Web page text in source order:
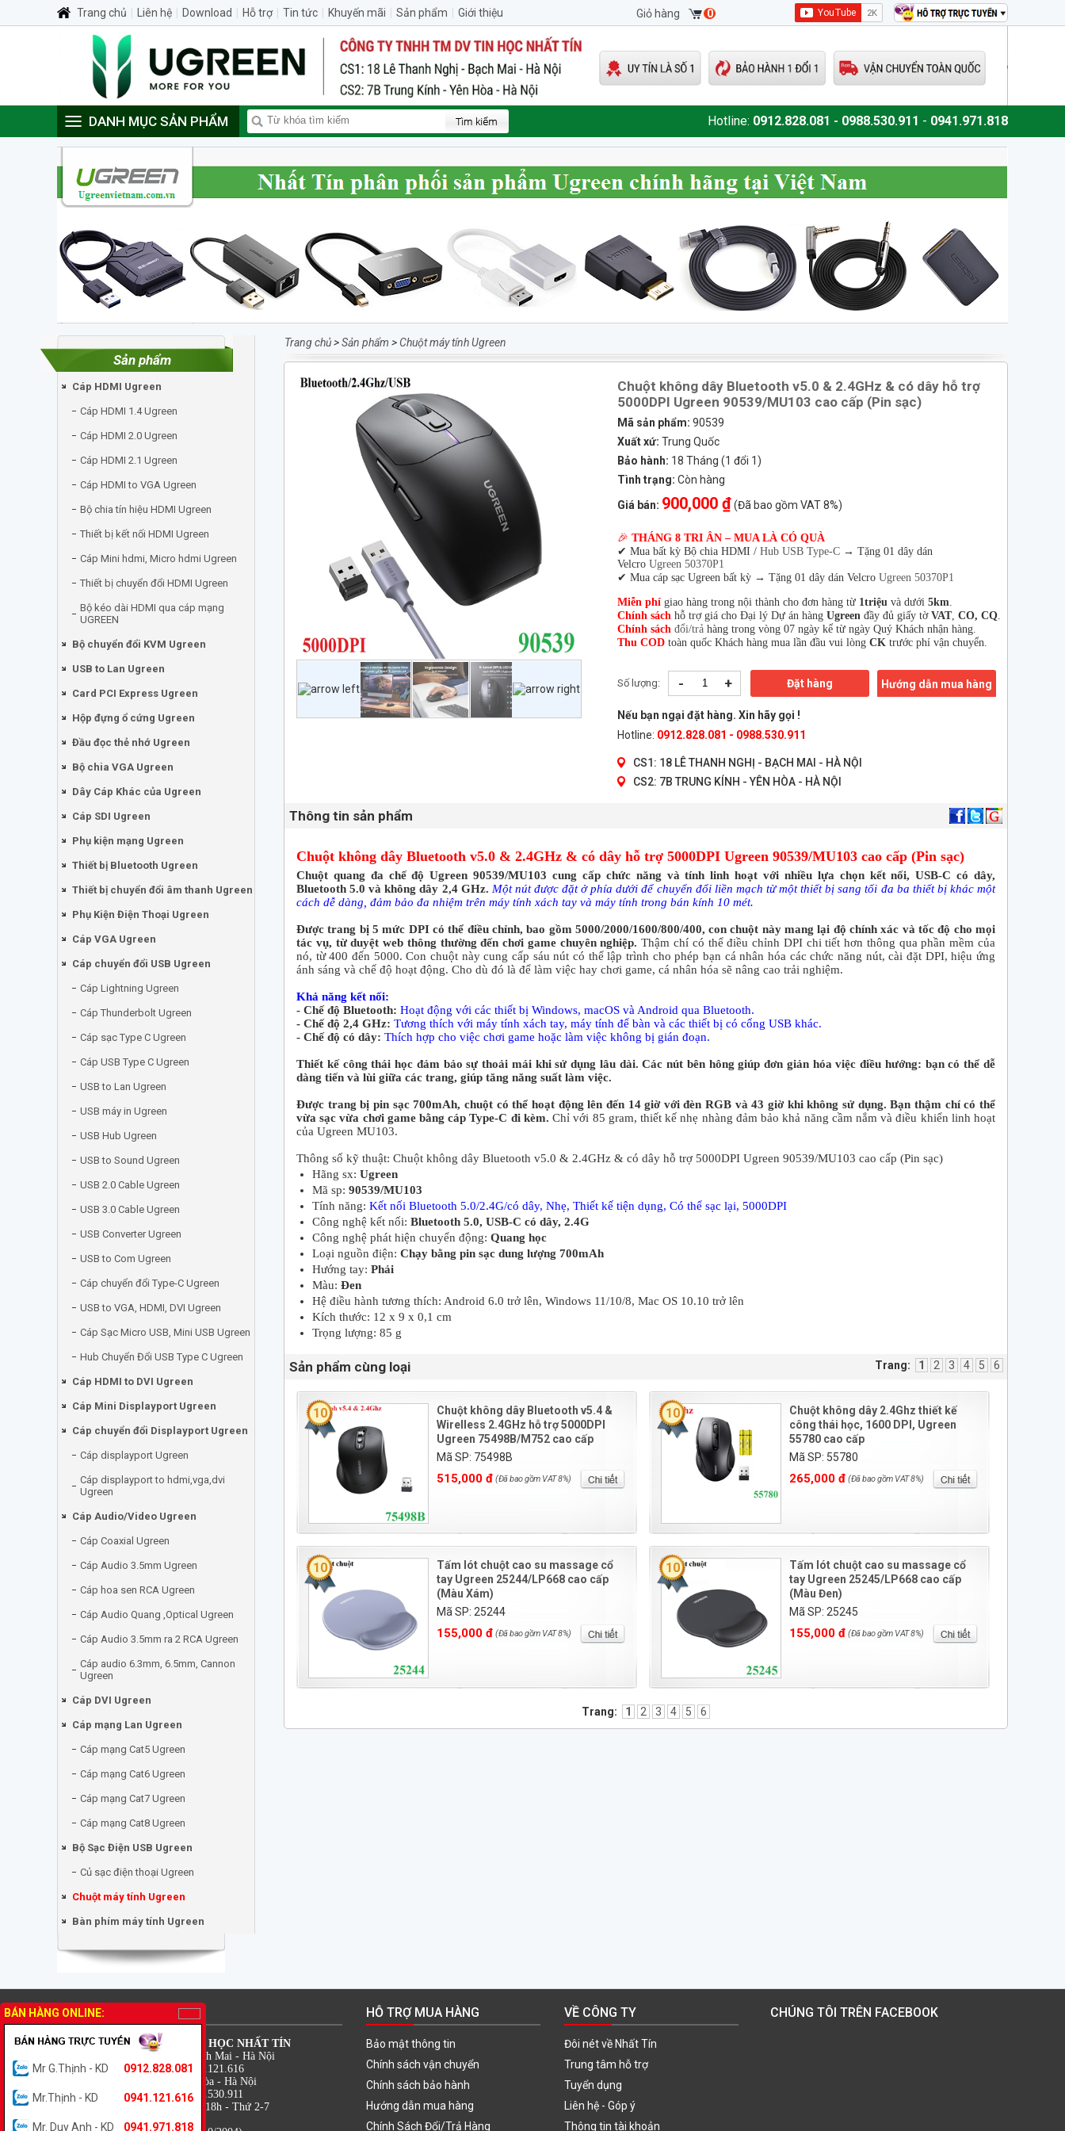
Hotline: 0912.828.081 - 0988.530.911 - 0941.971.818
DANH MỤC SẢN PHẨM
Sản phẩm
Cáp HDMI Ugreen
Cáp HDMI 1.4 Ugreen
Cáp HDMI 2.0 Ugreen
Cáp HDMI 2.1 Ugreen
Cáp HDMI to VGA Ugreen
Bộ chia tín hiệu HDMI Ugreen
Thiết bị kết nối HDMI Ugreen
Cáp Mini hdmi, Micro hdmi Ugreen
Thiết bị chuyển đổi HDMI Ugreen
Bộ kéo dài HDMI qua cáp mạng
UGREEN
Bộ chuyển đổi KVM Ugreen
USB to Lan Ugreen
Card PCI Express Ugreen
Hộp đựng ổ cứng Ugreen
Đầu đọc thẻ nhớ Ugreen
Bộ chia VGA Ugreen
Dây Cáp Khác của Ugreen
Cáp SDI Ugreen
Phụ kiện mạng Ugreen
Thiết bị Bluetooth Ugreen
Thiết bị chuyển đổi âm thanh Ugreen
Phụ Kiện Điện Thoại Ugreen
Cáp VGA Ugreen
Cáp chuyển đổi USB Ugreen
Cáp Lightning Ugreen
Cáp Thunderbolt Ugreen
Cáp sạc Type C Ugreen
Cáp USB Type C Ugreen
USB to Lan Ugreen
USB máy in Ugreen
USB Hub Ugreen
USB to Sound Ugreen
USB 2.0 Cable Ugreen
USB 3.0 Cable Ugreen
USB Converter Ugreen
USB to Com Ugreen
Cáp chuyển đổi Type-C Ugreen
USB to VGA, HDMI, DVI Ugreen
Cáp Sạc Micro USB, Mini USB Ugreen
Hub Chuyển Đổi USB Type C Ugreen
Cáp HDMI to DVI Ugreen
Cáp Mini Displayport Ugreen
Cáp chuyển đổi Displayport Ugreen
Cáp displayport Ugreen
Cáp displayport to hdmi,vga,dvi
Ugreen
Cáp Audio/Video Ugreen
Cáp Coaxial Ugreen
Cáp Audio 3.5mm Ugreen
Cáp hoa sen RCA Ugreen
Cáp Audio Quang ,Optical Ugreen
Cáp Audio 3.5mm ra 2 RCA Ugreen
Cáp audio 6.3mm, 6.5mm, Cannon
Ugreen
Cáp DVI Ugreen
Cáp mạng Lan Ugreen
Cáp mạng Cat5 Ugreen
Cáp mạng Cat6 Ugreen
Cáp mạng Cat7 Ugreen
Cáp mạng Cat8 Ugreen
Bộ Sạc Điện USB Ugreen
Củ sạc điện thoại Ugreen
Chuột máy tính Ugreen
Bàn phím máy tính Ugreen
Trang chủ>Sản phẩm > Chuột máy tính Ugreen
Chuột không dây Bluetooth v5.0 & 2.4GHz & có dây hỗ trợ
5000DPI Ugreen 90539/MU103 cao cấp (Pin sạc)
Mã sản phẩm: 90539
Xuất xứ: Trung Quốc
Bảo hành: 18 Tháng (1 đổi 1)
Tình trạng: Còn hàng
Giá bán: 900,000 ₫(Đã bao gồm VAT 8%)
🎉 THÁNG 8 TRI ÂN – MUA LÀ CÓ QUÀ
✔ Mua bất kỳ Bộ chia HDMI / Hub USB Type-C → Tặng 01 dây dán
Velcro Ugreen 50370P1
✔ Mua cáp sạc Ugreen bất kỳ → Tặng 01 dây dán Velcro Ugreen 50370P1
Miễn phí giao hàng trong nội thành cho đơn hàng từ 1triệu và dưới 5km.
Chính sách hỗ trợ giá cho Đại lý Dự án hàng Ugreen đầy đủ giấy tờ VAT, CO, CQ.
Chính sách đổi/trả hàng trong vòng 07 ngày kể từ ngày Quý Khách nhận hàng.
Thu COD toàn quốc Khách hàng mua lần đầu vui lòng CK trước phí vận chuyển.
Số lượng: - + Đặt hàng Hướng dẫn mua hàng
Nếu bạn ngại đặt hàng. Xin hãy gọi !
Hotline: 0912.828.081 - 0988.530.911
CS1: 18 LÊ THANH NGHỊ - BẠCH MAI - HÀ NỘI
CS2: 7B TRUNG KÍNH - YÊN HÒA - HÀ NỘI
Thông tin sản phẩm
Chuột không dây Bluetooth v5.0 & 2.4GHz & có dây hỗ trợ 5000DPI Ugreen 90539/MU103 cao cấp (Pin sạc)
Chuột quang đa chế độ Ugreen 90539/MU103 cung cấp chức năng và tính linh hoạt với nhiều lựa chọn kết nối, USB-C có dây,
Bluetooth 5.0 và không dây 2,4 GHz. Một nút được đặt ở phía dưới để chuyển đổi liền mạch từ một thiết bị sang tối đa ba thiết bị khác một
cách dễ dàng, đảm bảo đa nhiệm trên máy tính xách tay và máy tính trong bán kính 10 mét.
Được trang bị 5 mức DPI có thể điều chỉnh, bao gồm 5000/2000/1600/800/400, con chuột này mang lại độ chính xác và tốc độ cho mọi
tác vụ, từ duyệt web thông thường đến chơi game chuyên nghiệp. Thậm chí có thể điều chỉnh DPI chi tiết hơn thông qua phần mềm của
nó, từ 400 đến 5000. Con chuột này cung cấp sáu nút có thể lập trình cho phép bạn cá nhân hóa các chức năng nút, cài đặt DPI, hiệu ứng
ánh sáng và chế độ hoạt động. Cho dù đó là để làm việc hay chơi game, cá nhân hóa sẽ nâng cao trải nghiệm.
Khả năng kết nối:
- Chế độ Bluetooth: Hoạt động với các thiết bị Windows, macOS và Android qua Bluetooth.
- Chế độ 2,4 GHz: Tương thích với máy tính xách tay, máy tính để bàn và các thiết bị có cổng USB khác.
- Chế độ có dây: Thích hợp cho việc chơi game hoặc làm việc không bị gián đoạn.
Thiết kế công thái học đảm bảo sự thoải mái khi sử dụng lâu dài. Các nút bên hông giúp đơn giản hóa việc điều hướng: bạn có thể dễ
dàng tiến và lùi giữa các trang, giúp tăng năng suất làm việc.
Được trang bị pin sạc 700mAh, chuột có thể hoạt động lên đến 14 giờ với đèn RGB và 43 giờ khi không sử dụng. Bạn thậm chí có thể
vừa sạc vừa chơi game bằng cáp Type-C đi kèm. Chỉ với 85 gram, thiết kế nhẹ nhàng đảm bảo khả năng cầm nắm và điều khiển linh hoạt
của Ugreen MU103.
Thông số kỹ thuật: Chuột không dây Bluetooth v5.0 & 2.4GHz & có dây hỗ trợ 5000DPI Ugreen 90539/MU103 cao cấp (Pin sạc)
Hãng sx: Ugreen
Mã sp: 90539/MU103
Tính năng: Kết nối Bluetooth 5.0/2.4G/có dây, Nhẹ, Thiết kế tiện dụng, Có thể sạc lại, 5000DPI
Công nghệ kết nối: Bluetooth 5.0, USB-C có dây, 2.4G
Công nghệ phát hiện chuyển động: Quang học
Loại nguồn điện: Chạy bằng pin sạc dung lượng 700mAh
Hướng tay: Phải
Màu: Đen
Hệ điều hành tương thích: Android 6.0 trở lên, Windows 11/10/8, Mac OS 10.10 trở lên
Kích thước: 12 x 9 x 0,1 cm
Trọng lượng: 85 g
Trang: 1 2 3 4 5 6
Sản phẩm cùng loại
Chuột không dây Bluetooth v5.4 &
Wirelless 2.4GHz hỗ trợ 5000DPI
Ugreen 75498B/M752 cao cấp
Mã SP: 75498B
515,000 đ (Đã bao gồm VAT 8%)
10
Chuột không dây 2.4Ghz thiết kế
công thái học, 1600 DPI, Ugreen
55780 cao cấp
Mã SP: 55780
265,000 đ (Đã bao gồm VAT 8%)
10
Tấm lót chuột cao su massage cổ
tay Ugreen 25244/LP668 cao cấp
(Màu Xám)
Mã SP: 25244
155,000 đ (Đã bao gồm VAT 8%)
10
Tấm lót chuột cao su massage cổ
tay Ugreen 25245/LP668 cao cấp
(Màu Đen)
Mã SP: 25245
155,000 đ (Đã bao gồm VAT 8%)
10
Trang: 1 2 3 4 5 6
CHÚNG TÔI TRÊN FACEBOOK
THÔNG TIN LIÊN HỆ
CÔNG TY TNHH TM DV TIN HỌC NHẤT TÍN
Địa chỉ: 18 Lê Thanh Nghị - Bạch Mai - Hà Nội
Điện thoại: 0941.971.818 - 0941.121.616
Địa chỉ: 7B Trung Kính - Yên Hòa - Hà Nội
Điện thoại: 0912.828.081 - 0988.530.911
Thời gian: 08h - 12h và 13h30 - 18h - Thứ 2-7
Hỗ trợ kỹ thuật: 0941.121.616
HỖ TRỢ MUA HÀNG
Bảo mật thông tin
Chính sách vận chuyển
Chính sách bảo hành
Hướng dẫn mua hàng
Chính Sách Đổi/Trả Hàng
VỀ CÔNG TY
Đôi nét về Nhất Tín
Trung tâm hỗ trợ
Tuyển dụng
Liên hệ - Góp ý
Thông tin tài khoản
0
Giỏ hàng
Trang chủ Liên hệ Download Hỗ trợ Tin tức Khuyến mãi Sản phẩm Giới thiệu
BÁN HÀNG ONLINE:
0912.828.081
Mr G.Thịnh - KD
0941.121.616
Mr.Thịnh - KD
0941.971.818
Mr. Duy Anh - KD